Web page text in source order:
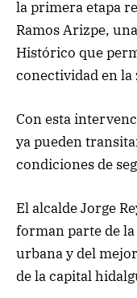
la primera etapa
Ramos Arizpe,
Histórico que
conectividad en la
Con esta
ya pueden
condiciones de
El alcalde Jorge
forman parte de
urbana y del
de la capital